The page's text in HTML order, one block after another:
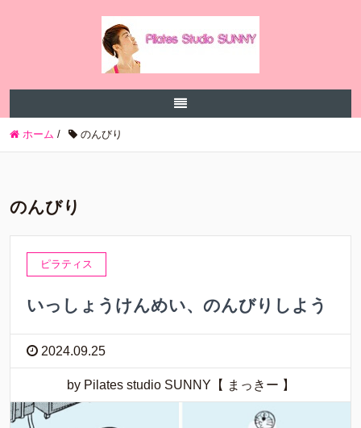
ホーム / のんびり
のんびり
ピラティス
いっしょうけんめい、のんびりしよう
2024.09.25
by Pilates studio SUNNY【 まっきー 】